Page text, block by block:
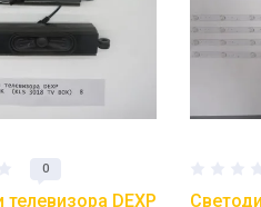
0
DEXP